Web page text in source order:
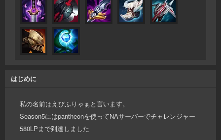
はじめに
私の名前はえびふりゃぁと言います。
Season5にはpantheonを使ってNAサーバーでチャレンジャー
580LPまで到達しました